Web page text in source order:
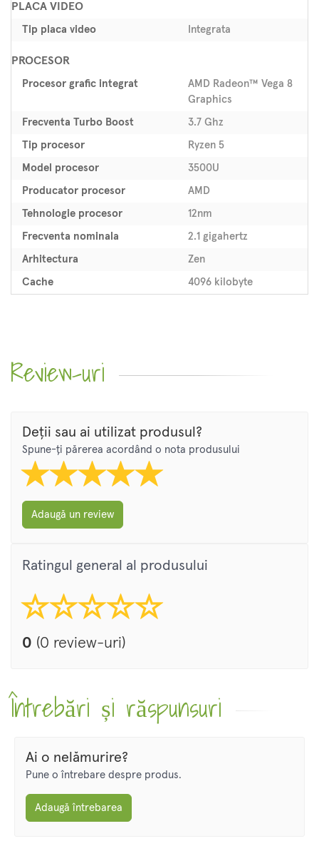
PLACA VIDEO
Tip placa video Integrata
PROCESOR
Procesor grafic integrat
AMD Radeon™ Vega 8
Graphics
Frecventa Turbo Boost 3.7 Ghz
Tip procesor Ryzen 5
Model procesor 3500U
Producator procesor AMD
Tehnologie procesor 12nm
Frecventa nominala 2.1 gigahertz
Arhitectura Zen
Cache 4096 kilobyte
Review-uri
Deții sau ai utilizat produsul?
Spune-ți părerea acordând o nota produsului
Adaugă un review
Ratingul general al produsului
0 (0 review-uri)
Întrebări și răspunsuri
Ai o nelămurire?
Pune o întrebare despre produs.
Adaugă întrebarea